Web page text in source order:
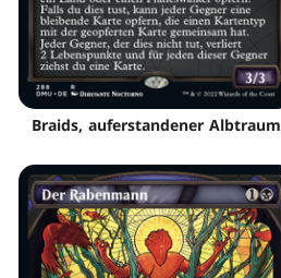
Braids, auferstandener Albtraum